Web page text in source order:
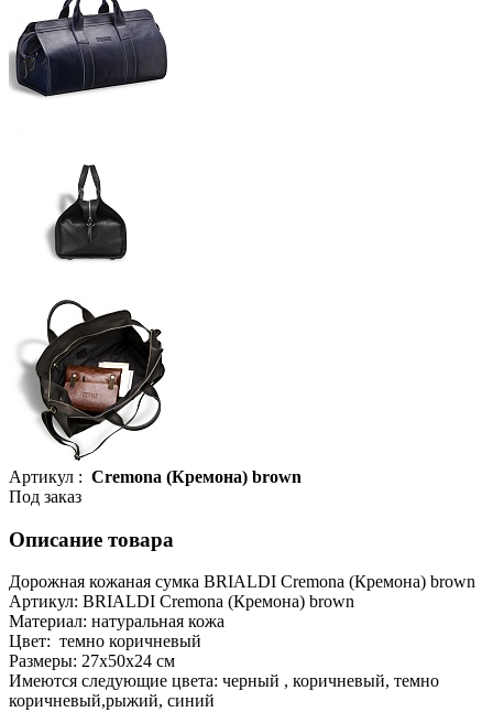
Артикул : Cremona (Кремона) brown
Под заказ
Описание товара
Дорожная кожаная сумка BRIALDI Cremona (Кремона) brown
Артикул: BRIALDI Cremona (Кремона) brown
Материал: натуральная кожа
Цвет: темно коричневый
Размеры: 27х50х24 см
Имеются следующие цвета: черный , коричневый, темно
коричневый,рыжий, синий